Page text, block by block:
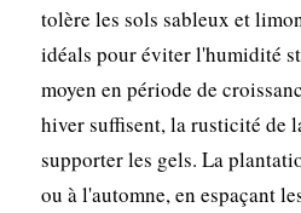
tolère les sols sableux et
idéals pour éviter l'humidité
moyen en période de
hiver suffisent, la rusticité de
supporter les gels. La
ou à l'automne, en espaçant